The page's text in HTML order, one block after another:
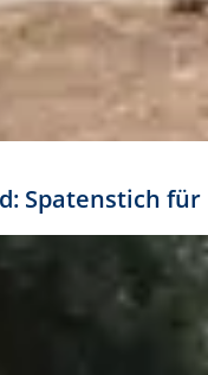
Spatenstich